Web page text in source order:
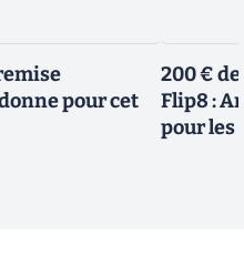
pour cet
200 €
Flip8 :
pour les